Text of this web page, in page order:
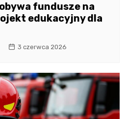
fundusze na
edukacyjny dla
3 czerwca 2026